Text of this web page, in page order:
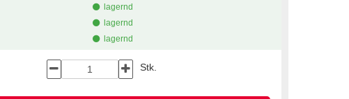
lagernd
lagernd
lagernd
Stk.